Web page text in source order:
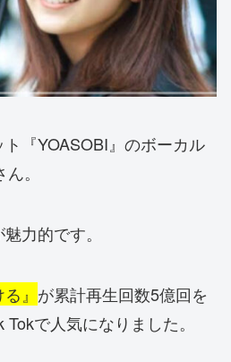
『YOASOBI』のボーカル
。
力的です。
』 が累計再生回数5億回を
で人気になりました。